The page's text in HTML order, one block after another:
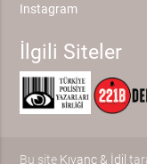
Instagram
İlgili Siteler
Bu site Kıvanç & İdil